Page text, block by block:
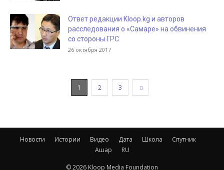
Ответ редакции Kloop.kg и авторов
расследования о «Самаре» на обвинения
со стороны ГРС
26 октября 2017
1 2 3
Новости Истории Видео Дата Школа
Спутник
Ашар
RU
© 2026 Kloop Media Foundation